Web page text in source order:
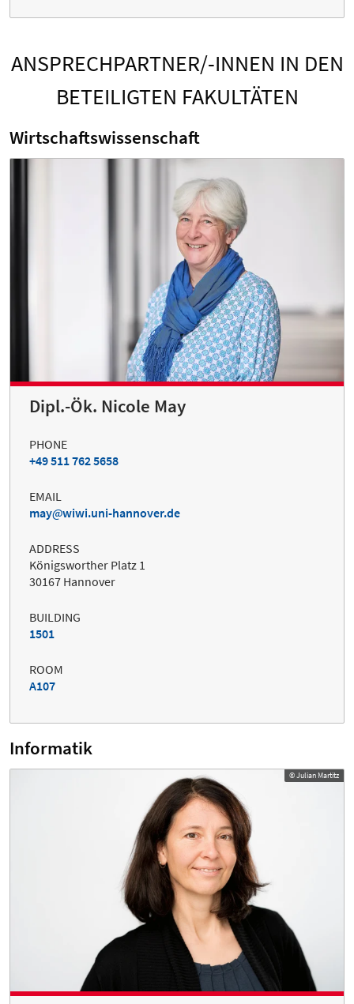
ANSPRECHPARTNER/-INNEN IN DEN
BETEILIGTEN FAKULTÄTEN
Wirtschaftswissenschaft
Dipl.-Ök. Nicole May
PHONE
+49 511 762 5658
EMAIL
may
wiwi.uni-hannover.de
ADDRESS
Königsworther Platz 1
30167 Hannover
BUILDING
1501
ROOM
A107
Informatik
© Julian Martitz